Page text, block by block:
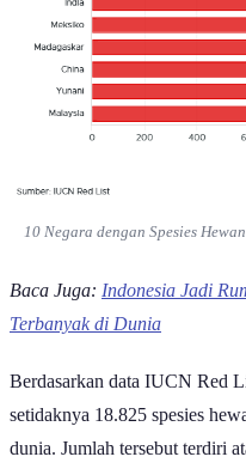
10 Negara dengan Spesies
Baca Juga: Indonesia Jadi
Terbanyak di Dunia
Berdasarkan data IUCN Red
setidaknya 18.825 spesies
dunia. Jumlah tersebut terdiri